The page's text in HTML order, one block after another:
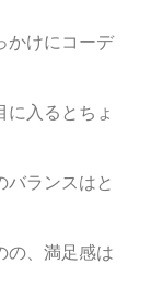
かけにコーデ
入るとちょ
バランスはと
の、満足感は